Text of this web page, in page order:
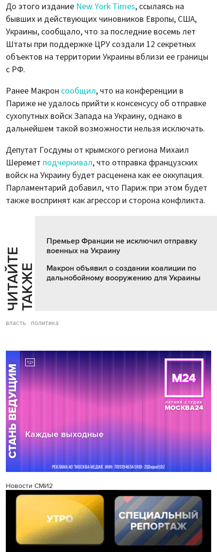
До этого издание New York Times, ссылаясь на
бывших и действующих чиновников Европы, США,
Украины, сообщало, что за последние восемь лет
Штаты при поддержке ЦРУ создали 12 секретных
объектов на территории Украины вблизи ее границы
с РФ.
Ранее Макрон сообщил, что на конференции в
Париже не удалось прийти к консенсусу об отправке
сухопутных войск Запада на Украину, однако в
дальнейшем такой возможности нельзя исключать.
Депутат Госдумы от крымского региона Михаил
Шеремет подчеркивал, что отправка французских
войск на Украину будет расценена как ее оккупация.
Парламентарий добавил, что Париж при этом будет
также воспринят как агрессор и сторона конфликта.
Ч
И
Т
АЙ
Т
Е
Т
А
К
ЖЕ
Премьер Франции не исключил отправку
военных на Украину
Макрон объявил о создании коалиции по
дальнобойному вооружению для Украины
власть политика
Новости СМИ2